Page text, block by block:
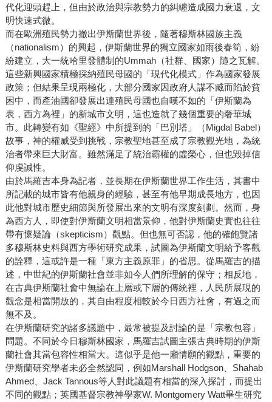
代化迎頭趕上，但由於政治與宗教勢力的糾纏造成國力衰退，文
明快速式微。
而在歐洲殖民勢力撤出伊斯蘭世界後，隨著穆斯林國族主義
（nationalism）的興起，伊斯蘭世界的獨立國家如雨後春筍，紛
紛建立，大一統哈里發體制的Ummah（社群、國家）隨之瓦解。
這些新興國家積極採納殖民母國的「現代化模式」作為國家發展
政策；但結果呈現兩極化，大部分國家因政府人謀不臧而陷於貧
困中，而產油國卻發展出連殖民母國也自嘆不如的「伊斯蘭為
表，西方為裡」的新城市文明，這也造就了幾個重要的奢華城
市。此轉變有如《聖經》中所提到的「巴別塔」（Migdal Babel）
故事，神的權威受到挑戰，宗教聖地甚至成了宗教觀光地，為統
治者帶來巨大財富。雖然滿足了統治霸權的虛榮心，但也毀掉信
仰虔誠性。
由於馬羅吉本身為記者，並長期在伊斯蘭世界工作生活，其書中
所記載的城市皆有他親身的經驗，甚至有他早期成長地方，也因
此他對城市歷史細節與所發展出來的文明有深度刻劃。然而，身
為西方人，即使對伊斯蘭文明相當景仰，他對伊斯蘭史實也往往
帶有懷疑論（skepticism）觀點。但也無可否認，他的確飽覽諸
多穆斯林史料與西方學術研究成果，試圖為伊斯蘭文明給予客觀
的詮釋，這或許是一種「東方主義原罪」的省思。從馬羅吉的描
述，中世紀的伊斯蘭社會並非如今人們所理解的保守；相反地，
在古典伊斯蘭社會中無論在上層或下層的傳統裡，人民所展現的
觀念是相當開放的，其自由程度相較於今日西方社會，有過之而
無不及。
在伊斯蘭研究的諸多議題中，最常被提及討論的是「宗教包容」
問題。不同於今日穆斯林國家，馬羅吉試圖主張古典時期的伊斯
蘭社會其當包容性相當大。這似乎是他一廂情願的觀點，重要的
伊斯蘭研究學者未必全然認同，例如Marshall Hodgson、Shahab
Ahmed、Jack Tannous等人對此議題有相當的深入探討，而提出
不同的觀點；英國基督宗教神學家W. Montgomery Watt畢生研究